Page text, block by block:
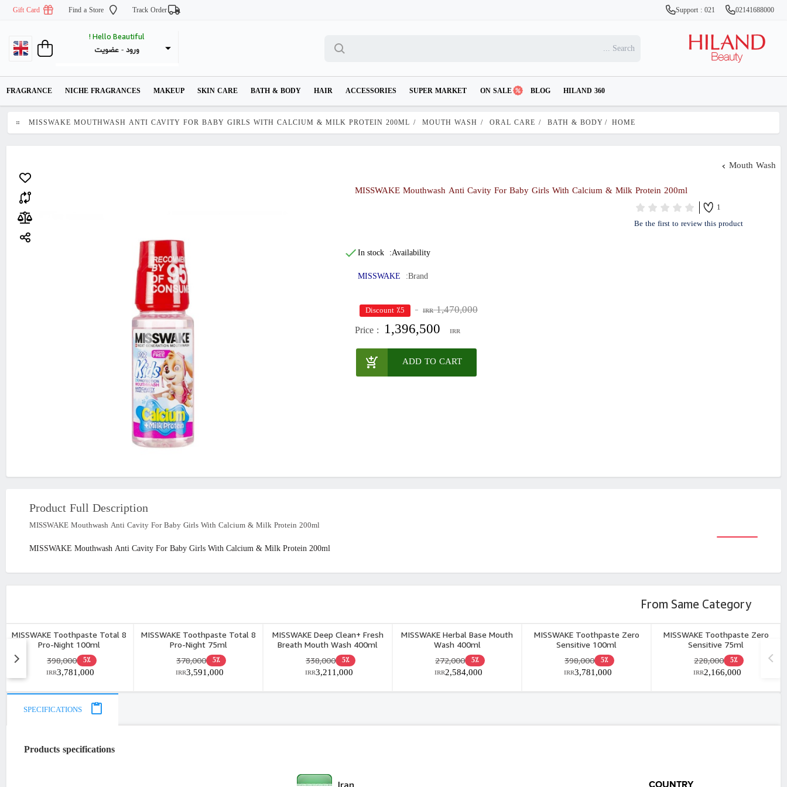
Support : 021 02141688000
Track Order
Find a Store
Gift Card
Hello Beautiful !
ورود - عضویت
FRAGRANCE NICHE FRAGRANCES MAKEUP SKIN CARE BATH & BODY HAIR ACCESSORIES SUPER MARKET ON SALE BLOG HILAND 360
HOME
/
BATH & BODY
/
ORAL CARE
/
MOUTH WASH
/
MISSWAKE MOUTHWASH ANTI CAVITY FOR BABY GIRLS WITH CALCIUM & MILK PROTEIN 200ML
Mouth Wash
MISSWAKE Mouthwash Anti Cavity For Baby Girls With Calcium & Milk Protein 200ml
1
Be the first to review this product
Availability:
In stock
Brand:
MISSWAKE
1,470,000
IRR ٪5 Discount
Price : 1,396,500 IRR
ADD TO CART
Product Full Description
MISSWAKE Mouthwash Anti Cavity For Baby Girls With Calcium & Milk Protein 200ml
MISSWAKE Mouthwash Anti Cavity For Baby Girls With Calcium & Milk Protein 200ml
From Same Category
MISSWAKE Toothpaste Total 8
Pro-Night 100ml
5٪ 398,000
3,781,000
IRR
MISSWAKE Toothpaste Total 8
Pro-Night 75ml
5٪ 378,000
3,591,000
IRR
MISSWAKE Deep Clean+ Fresh
Breath Mouth Wash 400ml
5٪ 338,000
3,211,000
IRR
MISSWAKE Herbal Base Mouth
Wash 400ml
5٪ 272,000
2,584,000
IRR
MISSWAKE Toothpaste Zero
Sensitive 100ml
5٪ 398,000
3,781,000
IRR
MISSWAKE Toothpaste Zero
Sensitive 75ml
5٪ 228,000
2,166,000
IRR
SPECIFICATIONS
Products specifications